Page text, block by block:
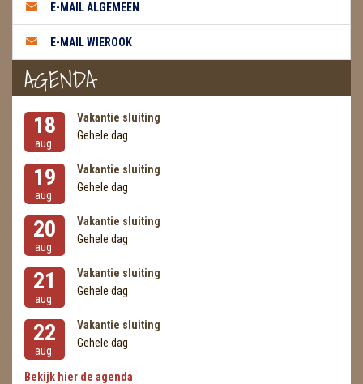
METEORIETEN
READING EN PERSOONLIJK ADVIES
RUWE STENEN
SCHEDELS / SKULLS
SELENIET
SPECIALE STUKKEN
TELEFOON KOORDEN
THEELICHTEN
VLINDERS
WIEROOK, OLIE & TOEBEHOREN
ZAKJES WATER ELIXERS
E-MAIL ALGEMEEN
E-MAIL WIEROOK
AGENDA
18
aug.
Vakantie sluiting
Gehele dag
19
aug.
Vakantie sluiting
Gehele dag
20
aug.
Vakantie sluiting
Gehele dag
21
aug.
Vakantie sluiting
Gehele dag
22
aug.
Vakantie sluiting
Gehele dag
Bekijk hier de agenda